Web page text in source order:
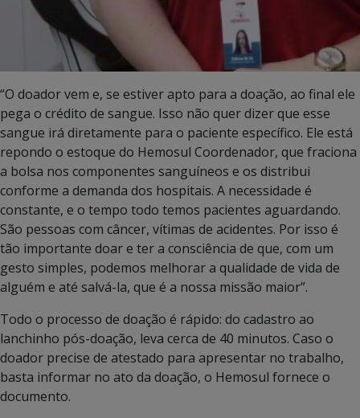
“O doador vem e, se estiver apto para a doação, ao final ele
pega o crédito de sangue. Isso não quer dizer que esse
sangue irá diretamente para o paciente específico. Ele está
repondo o estoque do Hemosul Coordenador, que fraciona
a bolsa nos componentes sanguíneos e os distribui
conforme a demanda dos hospitais. A necessidade é
constante, e o tempo todo temos pacientes aguardando.
São pessoas com câncer, vítimas de acidentes. Por isso é
tão importante doar e ter a consciência de que, com um
gesto simples, podemos melhorar a qualidade de vida de
alguém e até salvá-la, que é a nossa missão maior”.
Todo o processo de doação é rápido: do cadastro ao
lanchinho pós-doação, leva cerca de 40 minutos. Caso o
doador precise de atestado para apresentar no trabalho,
basta informar no ato da doação, o Hemosul fornece o
documento.